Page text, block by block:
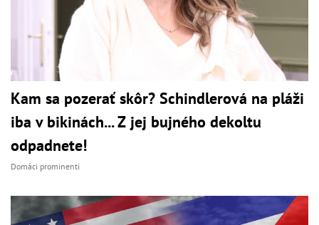
Kam sa pozerať skôr? Schindlerová na pláži
iba v bikinách... Z jej bujného dekoltu
odpadnete!
Domáci prominenti